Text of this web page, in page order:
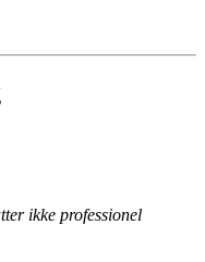
ikke professionel